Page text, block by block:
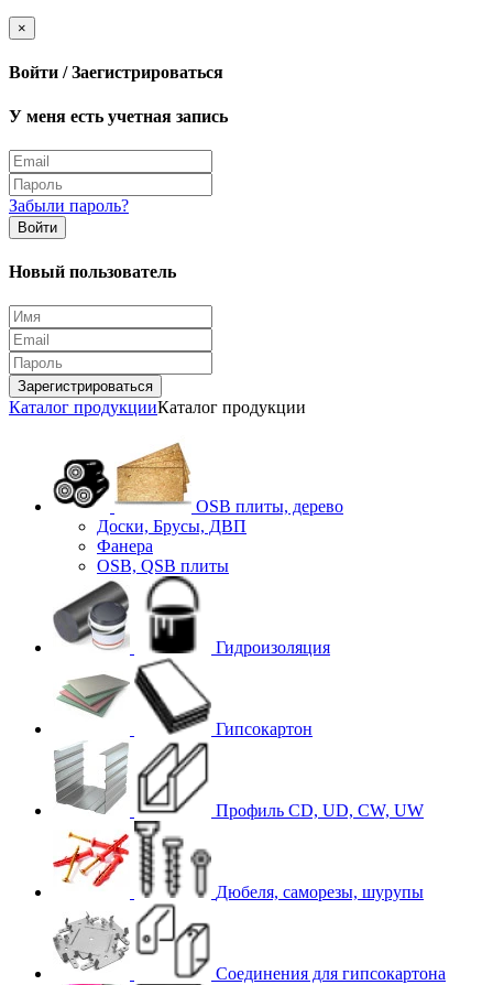
×
Войти / Заегистрироваться
У меня есть учетная запись
Забыли пароль?
Войти
Новый пользователь
Зарегистрироваться
Каталог продукцииКаталог продукции
OSB плиты, дерево
Доски, Брусы, ДВП
Фанера
OSB, QSB плиты
Гидроизоляция
Гипсокартон
Профиль CD, UD, CW, UW
Дюбеля, саморезы, шурупы
Соединения для гипcокартона